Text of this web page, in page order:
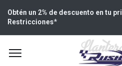
Obtén un 2% de descuento en tu
Restricciones*